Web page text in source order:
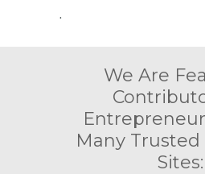
.
We Are
Many Trusted
Sites: